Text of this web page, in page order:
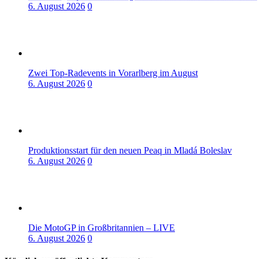
6. August 2026 0
Zwei Top-Radevents in Vorarlberg im August
6. August 2026 0
Produktionsstart für den neuen Peaq in Mladá Boleslav
6. August 2026 0
Die MotoGP in Großbritannien – LIVE
6. August 2026 0